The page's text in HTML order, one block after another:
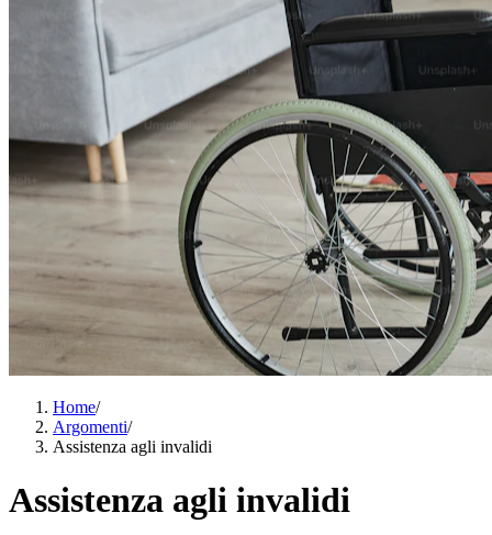
Home/
Argomenti/
Assistenza agli invalidi
Assistenza agli invalidi